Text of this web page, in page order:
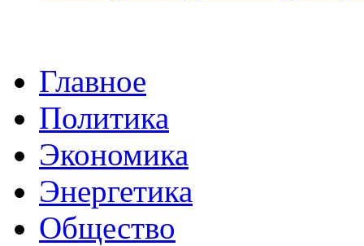
Главное
Политика
Экономика
Энергетика
Общество